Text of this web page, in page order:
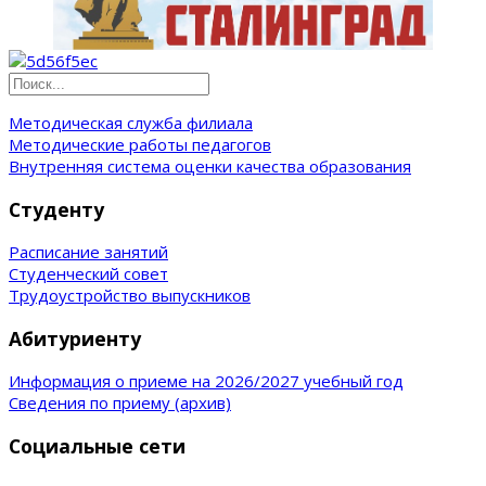
Методическая служба филиала
Методические работы педагогов
Внутренняя система оценки качества образования
Студенту
Расписание занятий
Студенческий совет
Трудоустройство выпускников
Абитуриенту
Информация о приеме на 2026/2027 учебный год
Сведения по приему (архив)
Социальные сети